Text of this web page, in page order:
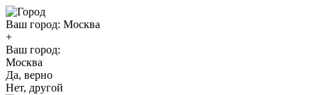
Ваш город: Москва
+
Ваш город:
Москва
Да, верно
Нет, другой